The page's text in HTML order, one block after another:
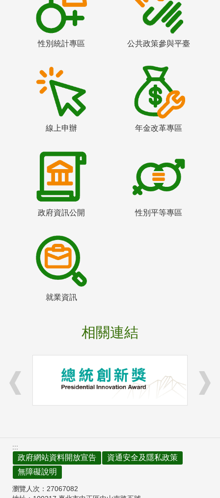
性別統計專區 公共政策參與平臺
線上申辦 年金改革專區
政府資訊公開 性別平等專區
就業資訊
相關連結
:::
政府網站資料開放宣告
資通安全及隱私政策
無障礙說明
瀏覽人次： 27067082